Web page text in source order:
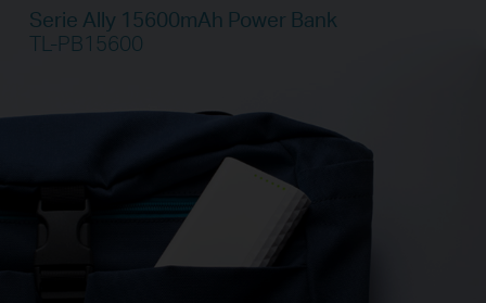
Serie Ally 15600mAh Power Bank
TL-PB15600